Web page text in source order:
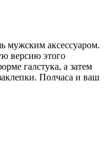
мужским аксессуаром.
версию этого
галстука, а затем
Полчаса и ваш